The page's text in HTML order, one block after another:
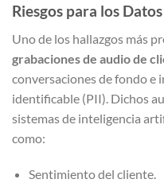
Riesgos para los
Uno de los hallazgos más
grabaciones de audio de
conversaciones de fondo e
identificable (PII). Dichos
sistemas de inteligencia
como:
Sentimiento del cliente.